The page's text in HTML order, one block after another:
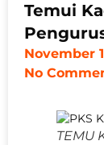
Temui
November
No
TEMU